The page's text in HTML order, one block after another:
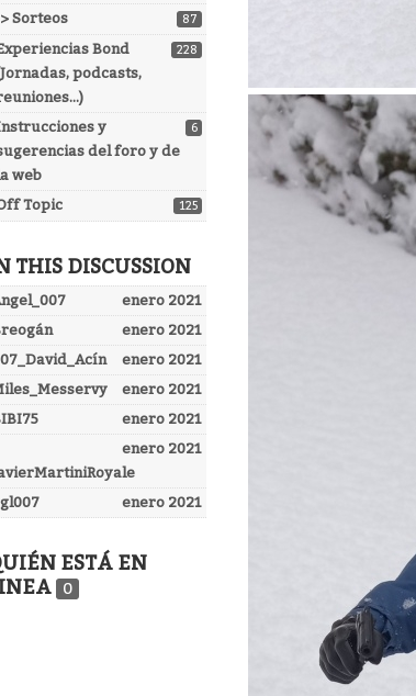
87
> Sorteos
228
Bond
podcasts,
6
y
del foro y de
web
125
Topic
THIS DISCUSSION
enero 2021
enero 2021
enero 2021
enero 2021
enero 2021
enero 2021
enero 2021
ESTÁ EN
0